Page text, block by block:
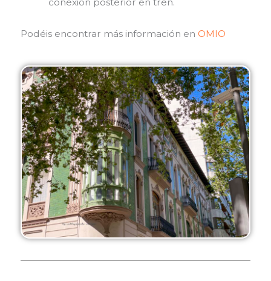
conexión posterior en tren.
Podéis encontrar más información en OMIO